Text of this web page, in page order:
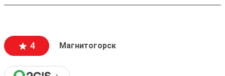
4 Магнитогорск